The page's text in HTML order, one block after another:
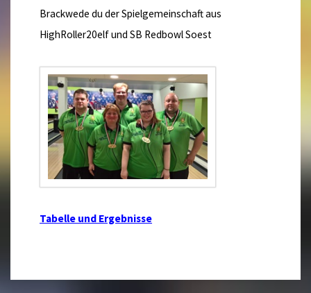
Brackwede du der Spielgemeinschaft aus
HighRoller20elf und SB Redbowl Soest
Tabelle und Ergebnisse